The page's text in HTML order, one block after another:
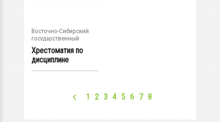
Восточно-Сибирский
государственный
университет...
Хрестоматия по
дисциплине
«Гражданское
1
2 3 4 5 6 7 8